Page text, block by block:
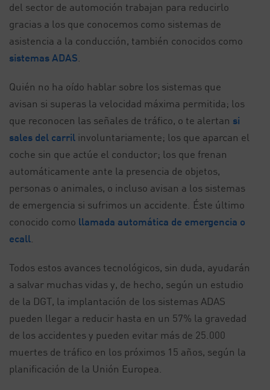
del sector de automoción trabajan para reducirlo
gracias a los que conocemos como sistemas de
asistencia a la conducción, también conocidos como
sistemas ADAS
Quién no ha oído hablar sobre los sistemas que
avisan si superas la velocidad máxima permitida; los
que reconocen las señales de tráfico, o te alertan si
sales del carril involuntariamente; los que aparcan el
coche sin que actúe el conductor; los que frenan
automáticamente ante la presencia de objetos,
personas o animales, o incluso avisan a los sistemas
de emergencia si sufrimos un accidente. Éste último
conocido como llamada automática de emergencia o
ecall
Todos estos avances tecnológicos, sin duda, ayudarán
a salvar muchas vidas y, de hecho, según un estudio
de la DGT, la implantación de los sistemas ADAS
pueden llegar a reducir hasta en un 57% la gravedad
de los accidentes y pueden evitar más de 25.000
muertes de tráfico en los próximos 15 años, según la
planificación de la Unión Europea.